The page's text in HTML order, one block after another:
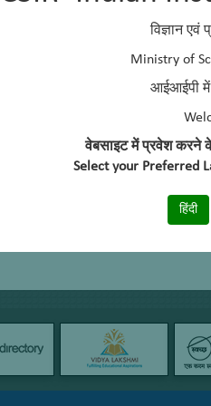
विज्ञान एवं
Ministry of
आईआईपी में
वेबसाइट में प्रवेश करने
Select your Preferred
हिंदी
+91 – 135 –